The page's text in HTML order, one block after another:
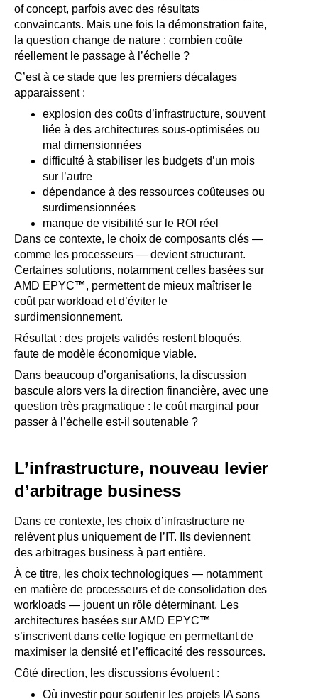
of concept, parfois avec des résultats
convaincants. Mais une fois la démonstration faite,
la question change de nature : combien coûte
réellement le passage à l’échelle ?
C’est à ce stade que les premiers décalages
apparaissent :
explosion des coûts d’infrastructure, souvent
liée à des architectures sous-optimisées ou
mal dimensionnées
difficulté à stabiliser les budgets d’un mois
sur l’autre
dépendance à des ressources coûteuses ou
surdimensionnées
manque de visibilité sur le ROI réel
Dans ce contexte, le choix de composants clés —
comme les processeurs — devient structurant.
Certaines solutions, notamment celles basées sur
AMD EPYC™, permettent de mieux maîtriser le
coût par workload et d’éviter le
surdimensionnement.
Résultat : des projets validés restent bloqués,
faute de modèle économique viable.
Dans beaucoup d’organisations, la discussion
bascule alors vers la direction financière, avec une
question très pragmatique : le coût marginal pour
passer à l’échelle est-il soutenable ?
L’infrastructure, nouveau levier
d’arbitrage business
Dans ce contexte, les choix d’infrastructure ne
relèvent plus uniquement de l’IT. Ils deviennent
des arbitrages business à part entière.
À ce titre, les choix technologiques — notamment
en matière de processeurs et de consolidation des
workloads — jouent un rôle déterminant. Les
architectures basées sur AMD EPYC™
s’inscrivent dans cette logique en permettant de
maximiser la densité et l’efficacité des ressources.
Côté direction, les discussions évoluent :
Où investir pour soutenir les projets IA sans